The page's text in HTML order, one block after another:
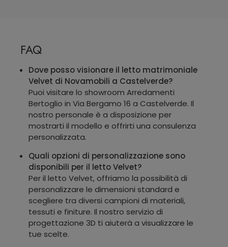
FAQ
Dove posso visionare il letto matrimoniale
Velvet di Novamobili a Castelverde?
Puoi visitare lo showroom Arredamenti
Bertoglio in Via Bergamo 16 a Castelverde. Il
nostro personale è a disposizione per
mostrarti il modello e offrirti una consulenza
personalizzata.
Quali opzioni di personalizzazione sono
disponibili per il letto Velvet?
Per il letto Velvet, offriamo la possibilità di
personalizzare le dimensioni standard e
scegliere tra diversi campioni di materiali,
tessuti e finiture. Il nostro servizio di
progettazione 3D ti aiuterà a visualizzare le
tue scelte.